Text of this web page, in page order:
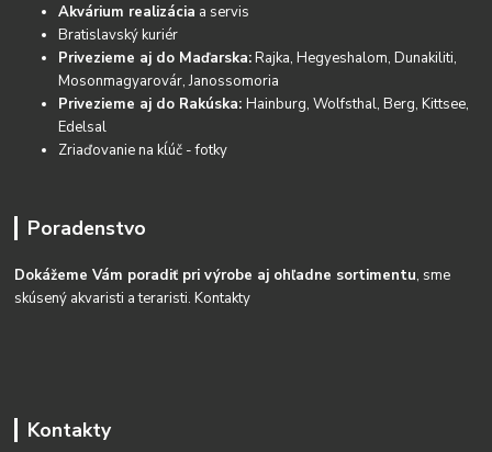
Akvárium realizácia a servis
Bratislavský kuriér
Privezieme aj do Maďarska:Rajka, Hegyeshalom, Dunakiliti,
Mosonmagyarovár, Janossomoria
Privezieme aj do Rakúska:Hainburg, Wolfsthal, Berg, Kittsee,
Edelsal
Zriaďovanie na kĺúč - fotky
Poradenstvo
Dokážeme Vám poradiť pri výrobe aj ohľadne sortimentu, sme
skúsený akvaristi a teraristi.Kontakty
Kontakty